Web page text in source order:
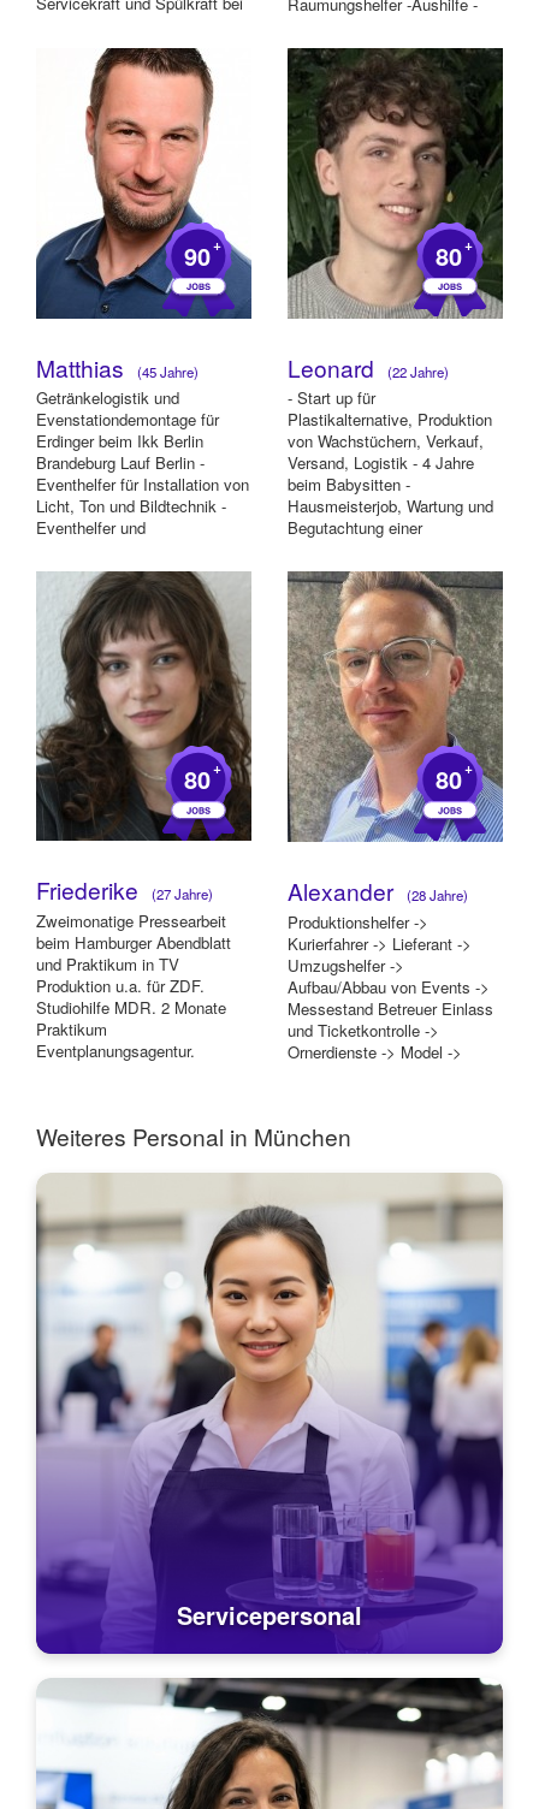
90+
Matthias (45 Jahre)
Getränkelogistik und
Evenstationdemontage für
Erdinger beim Ikk Berlin
Brandeburg Lauf Berlin -
Eventhelfer für Installation von
Licht, Ton und Bildtechnik -
Eventhelfer und
80+
Leonard (22 Jahre)
- Start up für
Plastikalternative, Produktion
von Wachstüchern, Verkauf,
Versand, Logistik - 4 Jahre
beim Babysitten -
Hausmeisterjob, Wartung und
Begutachtung einer
Pra...
80+
Friederike (27 Jahre)
Zweimonatige Pressearbeit
beim Hamburger Abendblatt
und Praktikum in TV
Produktion u.a. für ZDF.
Studiohilfe MDR. 2 Monate
Praktikum
Eventplanungsagentur.
80+
Alexander (28 Jahre)
Produktionshelfer ->
Kurierfahrer -> Lieferant ->
Umzugshelfer ->
Aufbau/Abbau von Events ->
Messestand Betreuer Einlass
und Ticketkontrolle ->
Ornerdienste -> Model ->
Weiteres Personal in München
Servicepersonal